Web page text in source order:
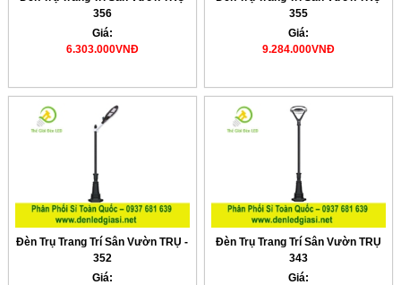
356
Giá:
6.303.000VNĐ
355
Giá:
9.284.000VNĐ
Đèn Trụ Trang Trí Sân Vườn TRỤ -
352
Giá:
Đèn Trụ Trang Trí Sân Vườn TRỤ
343
Giá: